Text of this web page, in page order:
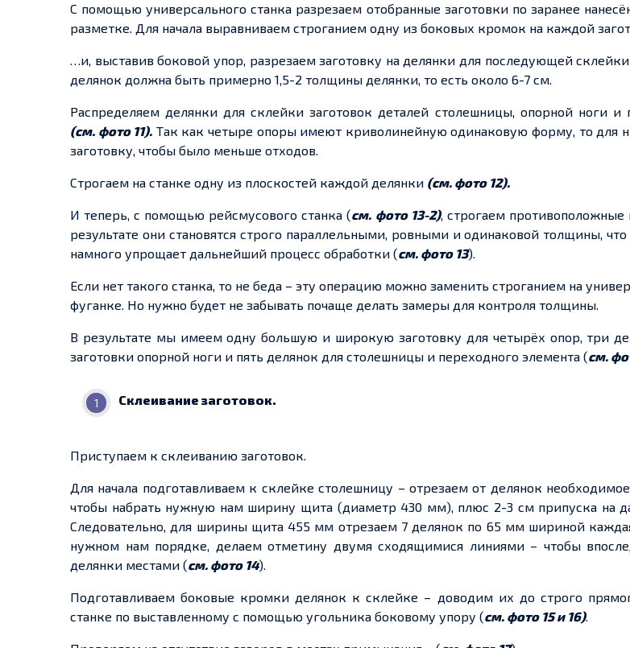
С помощью универсального станка разрезаем отобранные заготовки по заранее
разметке. Для начала выравниваем строганием одну из боковых кромок на каждой
…и, выставив боковой упор, разрезаем заготовку на делянки для последующей
делянок должна быть примерно 1,5-2 толщины делянки, то есть около 6-7 см.
Распределяем делянки для склейки заготовок деталей столешницы, опорной ноги и
(см. фото 11). Так как четыре опоры имеют криволинейную одинаковую форму, то для
заготовку, чтобы было меньше отходов.
Строгаем на станке одну из плоскостей каждой делянки (см. фото 12).
И теперь, с помощью рейсмусового станка (см. фото 13-2), строгаем противоположные
результате они становятся строго параллельными, ровными и одинаковой толщины,
намного упрощает дальнейший процесс обработки (см. фото 13).
Если нет такого станка, то не беда – эту операцию можно заменить строганием на
фуганке. Но нужно будет не забывать почаще делать замеры для контроля толщины.
В результате мы имеем одну большую и широкую заготовку для четырёх опор, три
заготовки опорной ноги и пять делянок для столешницы и переходного элемента (см.
Склеивание заготовок.
Приступаем к склеиванию заготовок.
Для начала подготавливаем к склейке столешницу – отрезаем от делянок
чтобы набрать нужную нам ширину щита (диаметр 430 мм), плюс 2-3 см припуска на
Следовательно, для ширины щита 455 мм отрезаем 7 делянок по 65 мм шириной
нужном нам порядке, делаем отметину двумя сходящимися линиями – чтобы
делянки местами (см. фото 14).
Подготавливаем боковые кромки делянок к склейке – доводим их до строго
станке по выставленному с помощью угольника боковому упору (см. фото 15 и 16).